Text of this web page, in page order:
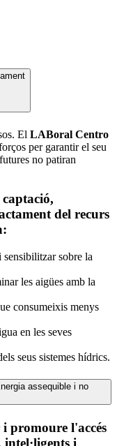
El LABoral Centro
per garantir el seu
no patiran
del recurs
sobre la
les aigües amb la
consumeixis menys
en les seves
seus sistemes hídrics.
assequible i no
promoure l'accés